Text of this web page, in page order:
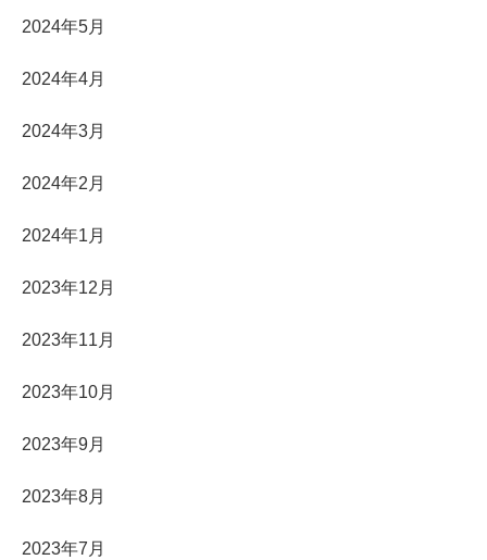
2024年5月
2024年4月
2024年3月
2024年2月
2024年1月
2023年12月
2023年11月
2023年10月
2023年9月
2023年8月
2023年7月